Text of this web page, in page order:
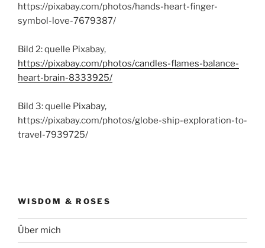
https://pixabay.com/photos/hands-heart-finger-
symbol-love-7679387/
Bild 2: quelle Pixabay,
https://pixabay.com/photos/candles-flames-balance-
heart-brain-8333925/
Bild 3: quelle Pixabay,
https://pixabay.com/photos/globe-ship-exploration-to-
travel-7939725/
WISDOM & ROSES
Über mich